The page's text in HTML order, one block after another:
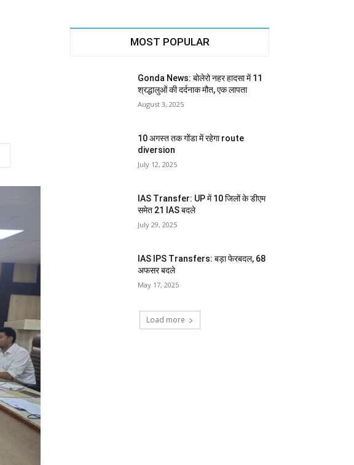
MOST POPULAR
Gonda News: बोलेरो नहर हादसा में 11
श्रद्धालुओं की दर्दनाक मौत, एक लापता
August 3, 2025
10 अगस्त तक गोंडा में रहेगा route
diversion
July 12, 2025
IAS Transfer: UP में 10 जिलों के डीएम
समेत 21 IAS बदले
July 29, 2025
IAS IPS Transfers: बड़ा फेरबदल, 68
अफसर बदले
May 17, 2025
Load more